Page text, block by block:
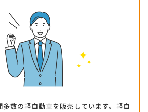
数の軽自動車を販売しています。軽自